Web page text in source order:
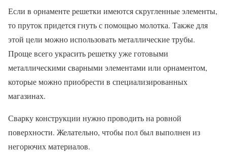
Если в орнаменте решетки имеются скругленные элементы,
то пруток придется гнуть с помощью молотка. Также для
этой цели можно использовать металлические трубы.
Проще всего украсить решетку уже готовыми
металлическими сварными элементами или орнаментом,
которые можно приобрести в специализированных
магазинах.
Сварку конструкции нужно проводить на ровной
поверхности. Желательно, чтобы пол был выполнен из
негорючих материалов.